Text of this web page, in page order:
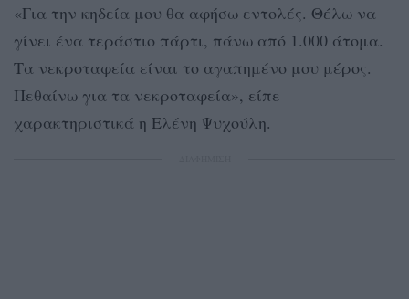
«Για την κηδεία μου θα αφήσω εντολές. Θέλω να
γίνει ένα τεράστιο πάρτι, πάνω από 1.000 άτομα.
Τα νεκροταφεία είναι το αγαπημένο μου μέρος.
Πεθαίνω για τα νεκροταφεία», είπε
χαρακτηριστικά η Ελένη Ψυχούλη.